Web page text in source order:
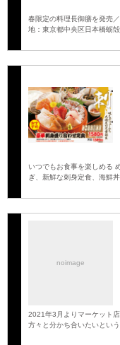
春限定の料理長御膳を発売
地：東京都中央区日本橋蛎
いつでもお食事を楽しめる
ぎ、新鮮な刺身定食、海鮮
noimage
2021年3月よりマーケット
方々と分かち合いたいとい